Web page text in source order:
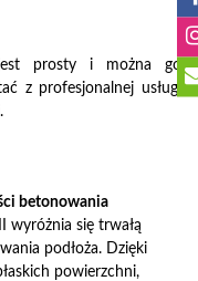
prosty i można go
z profesjonalnej usługi
betonowania
wyróżnia się trwałą
podłoża. Dzięki
powierzchni,